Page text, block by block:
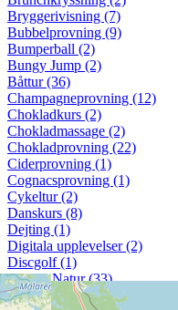
Bryggerivisning (7)
Bubbelprovning (9)
Bumperball (2)
Bungy Jump (2)
Båttur (36)
Champagneprovning (12)
Chokladkurs (2)
Chokladmassage (2)
Chokladprovning (22)
Ciderprovning (1)
Cognacsprovning (1)
Cykeltur (2)
Danskurs (8)
Dejting (1)
Digitala upplevelser (2)
Discgolf (1)
Djur & Natur (33)
Downhill Cars (2)